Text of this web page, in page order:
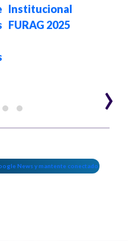
Institucional
FURAG 2025
›
News y mantente conectado